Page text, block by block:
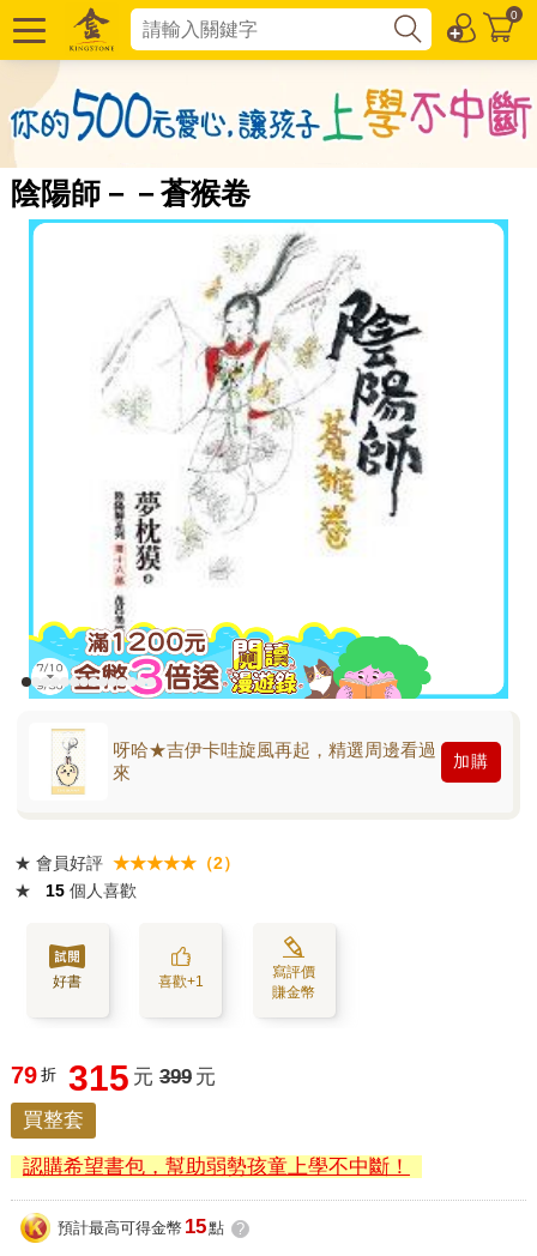
0
陰陽師－－蒼猴卷
呀哈★吉伊卡哇旋風再起，精選周邊看過
來
加購
★ 會員好評 ★★★★★（2）
★
15 個人喜歡
好書 喜歡+1
寫評價
賺金幣
79 折 315 元 399 元
買整套
認購希望書包，幫助弱勢孩童上學不中斷！
預計最高可得金幣 15點 ?